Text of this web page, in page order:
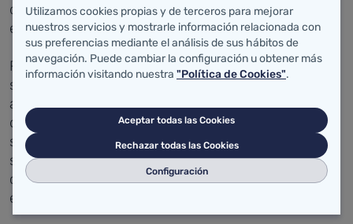
del sector y nacido con vocación de facilitar y
estimular un proceso continuo de aprendizaje.
Rafael Bengoa ha trasladado a María Luisa Real la
satisfacción con que sería acogida la presencia de
algún profesional de su equipo en este foro, "en el
que todos sus miembros aprenden del resto" y no
sólo acerca de qué se debe hacer hoy en los
sistemas sanitarios sino identificando y analizando
cómo se están superando las barreras y poniendo
en marcha proyectos transformadores.
Utilizamos cookies propias y de terceros para mejorar
nuestros servicios y mostrarle información relacionada con
sus preferencias mediante el análisis de sus hábitos de
navegación. Puede cambiar la configuración u obtener más
información visitando nuestra "Política de Cookies".
Aceptar todas las Cookies
Rechazar todas las Cookies
Configuración